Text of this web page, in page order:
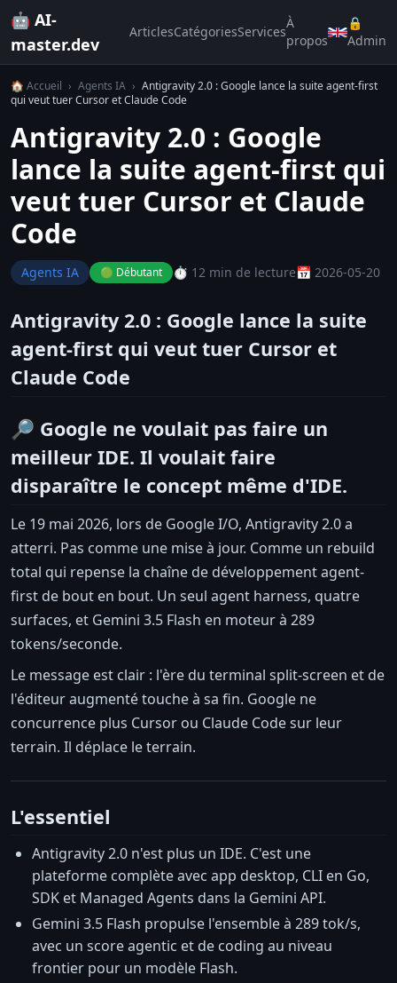
🤖 AI-
master.dev
ArticlesCatégoriesServices
À
propos
🔒
Admin
🏠 Accueil › Agents IA › Antigravity 2.0 : Google lance la suite agent-first
qui veut tuer Cursor et Claude Code
Antigravity 2.0 : Google
lance la suite agent-first qui
veut tuer Cursor et Claude
Code
Agents IA 🟢 Débutant ⏱️ 12 min de lecture📅 2026-05-20
Antigravity 2.0 : Google lance la suite
agent-first qui veut tuer Cursor et
Claude Code
🔎 Google ne voulait pas faire un
meilleur IDE. Il voulait faire
disparaître le concept même d'IDE.
Le 19 mai 2026, lors de Google I/O, Antigravity 2.0 a
atterri. Pas comme une mise à jour. Comme un rebuild
total qui repense la chaîne de développement agent-
first de bout en bout. Un seul agent harness, quatre
surfaces, et Gemini 3.5 Flash en moteur à 289
tokens/seconde.
Le message est clair : l'ère du terminal split-screen et de
l'éditeur augmenté touche à sa fin. Google ne
concurrence plus Cursor ou Claude Code sur leur
terrain. Il déplace le terrain.
L'essentiel
Antigravity 2.0 n'est plus un IDE. C'est une
plateforme complète avec app desktop, CLI en Go,
SDK et Managed Agents dans la Gemini API.
Gemini 3.5 Flash propulse l'ensemble à 289 tok/s,
avec un score agentic et de coding au niveau
frontier pour un modèle Flash.